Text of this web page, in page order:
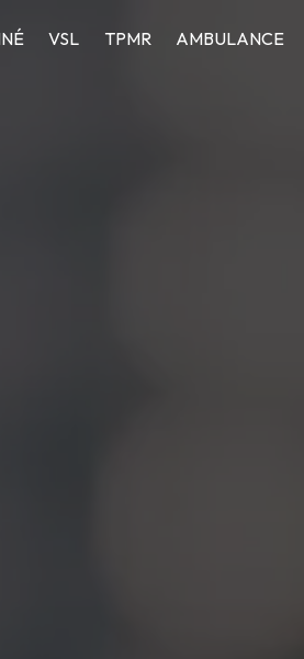
VSL TPMR AMBULANCE